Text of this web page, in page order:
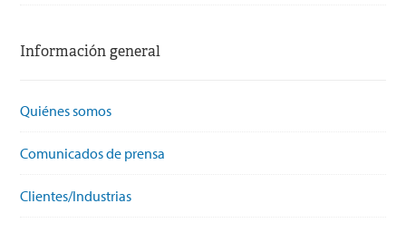
Información general
Quiénes somos
Comunicados de prensa
Clientes/Industrias